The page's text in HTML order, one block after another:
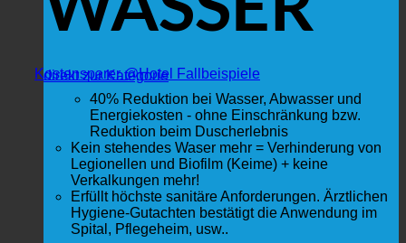
direkt zur Kategorie
Kostensparer @Hotel Fallbeispiele
40% Reduktion bei Wasser, Abwasser und
Energiekosten - ohne Einschränkung bzw.
Reduktion beim Duscherlebnis
Kein stehendes Waser mehr = Verhinderung von
Legionellen und Biofilm (Keime) + keine
Verkalkungen mehr!
Erfüllt höchste sanitäre Anforderungen. Ärztlichen
Hygiene-Gutachten bestätigt die Anwendung im
Spital, Pflegeheim, usw..